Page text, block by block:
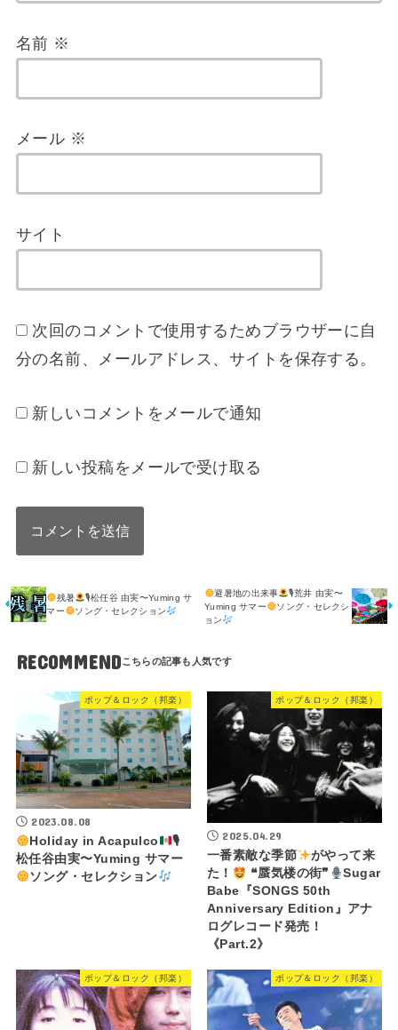
名前 ※
メール ※
サイト
次回のコメントで使用するためブラウザーに自
分の名前、メールアドレス、サイトを保存する。
新しいコメントをメールで通知
新しい投稿をメールで受け取る
残暑
🎙松任谷 由実〜Yuming サ
マー
ソング・セレクション
避暑地の出来事
🎙荒井 由実〜
Yuming サマー
ソング・セレクシ
ョン
RECOMMEND
ポップ＆ロック（邦楽）
2023.08.08
Holiday in Acapulco
🎙
松任谷由実〜Yuming サマー
ソング・セレクション
ポップ＆ロック（邦楽）
2025.04.29
一番素敵な季節
がやって来
た！
❝蜃気楼の街❞
Sugar
Babe『SONGS 50th
Anniversary Edition』アナ
ログレコード発売！
《Part.2》
ポップ＆ロック（邦楽） ポップ＆ロック（邦楽）